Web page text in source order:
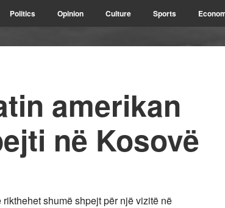
Politics Opinion Culture Sports
amerikan
në Kosovë
shumë shpejt për një vizitë në